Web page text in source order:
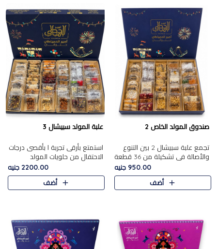
صندوق المولد الخاص 2
تجمع علبة سبيشال 2 بين التنوع
والأصالة في تشكيلة من 36 قطعة
تضم أشهر حلويات المولد الشرقية.
تحتوي العلبة على الجزرية بالفول،
والجزرية بالبن..
950.00 جنيه
أضف
علبة المولد سبيشال 3
استمتع بأرقى تجربة ا بأقصى درجات
الاحتفال من حلويات المولد
المصريه الأصيلة مع هذه الفخامة
مع علبة سبيشال 3 التي تضم 56
قطعة من تشكيلة استثن..
2200.00 جنيه
أضف